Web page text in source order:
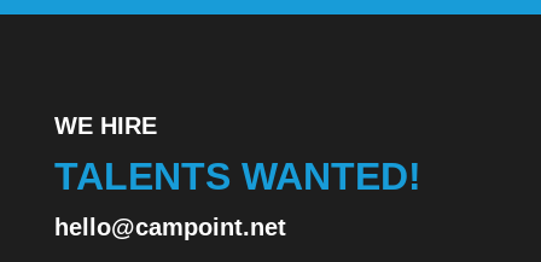
WE HIRE
TALENTS WANTED!
hello@campoint.net